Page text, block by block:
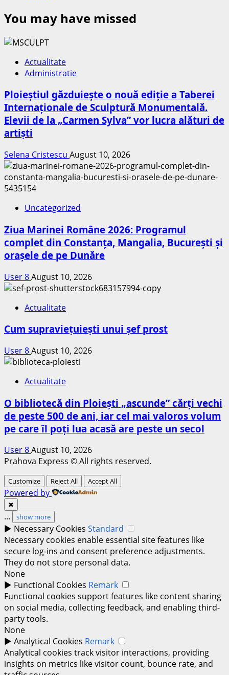
You may have missed
Actualitate
Administratie
Ploieștiul găzduiește o nouă ediție a Taberei
Internaționale de Sculptură Monumentală.
Elevii de la „Carmen Sylva” vor lucra alături de
artiști
Selena Cristescu August 10, 2026
Uncategorized
Ziua Marinei Române 2026: Programul
complet din Constanța, Mangalia, București și
orașele de pe Dunăre
User 8August 10, 2026
Actualitate
Cum supraviețuiești unui șef prost
User 8August 10, 2026
Actualitate
O bibliotecă din Ploiești „ascunde” cărți vechi
de peste 500 de ani, iar cel mai valoros volum
pe care îl poți lua acasă are peste un secol
User 8August 10, 2026
Prahova Express © All rights reserved.
Customize Reject All Accept All
Powered by
✖
... show more
► Necessary Cookies Standard
Necessary cookies enable essential site features like
secure log-ins and consent preference adjustments.
They do not store personal data.
None
► Functional Cookies Remark
Functional cookies support features like content sharing
on social media, collecting feedback, and enabling third-
party tools.
None
► Analytical Cookies Remark
Analytical cookies track visitor interactions, providing
insights on metrics like visitor count, bounce rate, and